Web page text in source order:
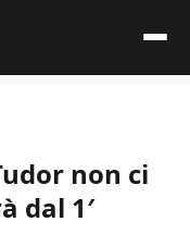
non ci
dal 1′